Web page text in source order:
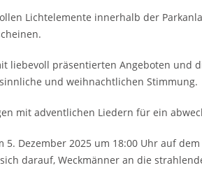
Lichtelemente innerhalb der
liebevoll präsentierten Angeboten und
und weihnachtlichen Stimmung.
mit adventlichen Liedern für ein
Dezember 2025 um 18:00 Uhr auf
darauf, Weckmänner an die